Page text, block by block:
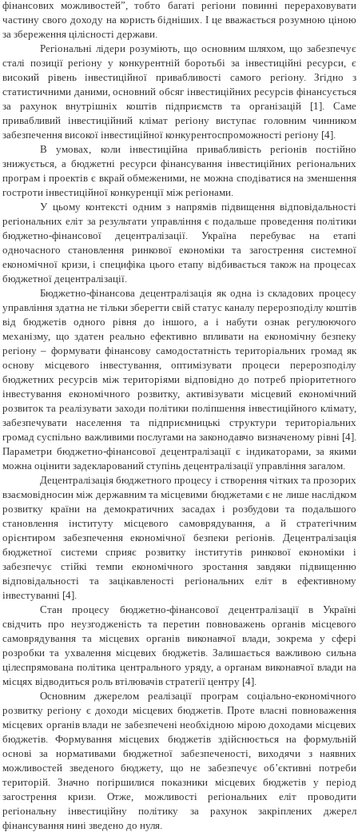
фінансових можливостей”, тобто багаті регіони повинні перераховувати
частину свого доходу на користь бідніших. І це вважається розумною ціною
за збереження цілісності держави.
Регіональні лідери розуміють, що основним шляхом, що забезпечує
сталі позиції регіону у конкурентній боротьбі за інвестиційні ресурси, є
високий рівень інвестиційної привабливості самого регіону. Згідно з
статистичними даними, основний обсяг інвестиційних ресурсів фінансується
за рахунок внутрішніх коштів підприємств та організацій [1]. Саме
привабливий інвестиційний клімат регіону виступає головним чинником
забезпечення високої інвестиційної конкурентоспроможності регіону [4].
В умовах, коли інвестиційна привабливість регіонів постійно
знижується, а бюджетні ресурси фінансування інвестиційних регіональних
програм і проектів є вкрай обмеженими, не можна сподіватися на зменшення
гостроти інвестиційної конкуренції між регіонами.
У цьому контексті одним з напрямів підвищення відповідальності
регіональних еліт за результати управління є подальше проведення політики
бюджетно-фінансової децентралізації. Україна перебуває на етапі
одночасного становлення ринкової економіки та загострення системної
економічної кризи, і специфіка цього етапу відбивається також на процесах
бюджетної децентралізації.
Бюджетно-фінансова децентралізація як одна із складових процесу
управління здатна не тільки зберегти свій статус каналу перерозподілу коштів
від бюджетів одного рівня до іншого, а і набути ознак регулюючого
механізму, що здатен реально ефективно впливати на економічну безпеку
регіону – формувати фінансову самодостатність територіальних громад як
основу місцевого інвестування, оптимізувати процеси перерозподілу
бюджетних ресурсів між територіями відповідно до потреб пріоритетного
інвестування економічного розвитку, активізувати місцевий економічний
розвиток та реалізувати заходи політики поліпшення інвестиційного клімату,
забезпечувати населення та підприємницькі структури територіальних
громад суспільно важливими послугами на законодавчо визначеному рівні [4].
Параметри бюджетно-фінансової децентралізації є індикаторами, за якими
можна оцінити задекларований ступінь децентралізації управління загалом.
Децентралізація бюджетного процесу і створення чітких та прозорих
взаємовідносин між державним та місцевими бюджетами є не лише наслідком
розвитку країни на демократичних засадах і розбудови та подальшого
становлення інституту місцевого самоврядування, а й стратегічним
орієнтиром забезпечення економічної безпеки регіонів. Децентралізація
бюджетної системи сприяє розвитку інститутів ринкової економіки і
забезпечує стійкі темпи економічного зростання завдяки підвищенню
відповідальності та зацікавленості регіональних еліт в ефективному
інвестуванні [4].
Стан процесу бюджетно-фінансової децентралізації в Україні
свідчить про неузгодженість та перетин повноважень органів місцевого
самоврядування та місцевих органів виконавчої влади, зокрема у сфері
розробки та ухвалення місцевих бюджетів. Залишається важливою сильна
цілеспрямована політика центрального уряду, а органам виконавчої влади на
місцях відводиться роль втілювачів стратегії центру [4].
Основним джерелом реалізації програм соціально-економічного
розвитку регіону є доходи місцевих бюджетів. Проте власні повноваження
місцевих органів влади не забезпечені необхідною мірою доходами місцевих
бюджетів. Формування місцевих бюджетів здійснюється на формульній
основі за нормативами бюджетної забезпеченості, виходячи з наявних
можливостей зведеного бюджету, що не забезпечує об’єктивні потреби
територій. Значно погіршилися показники місцевих бюджетів у період
загострення кризи. Отже, можливості регіональних еліт проводити
регіональну інвестиційну політику за рахунок закріплених джерел
фінансування нині зведено до нуля.